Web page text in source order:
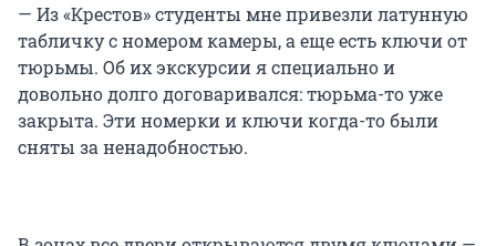
— Из «Крестов» студенты мне привезли латунную
табличку с номером камеры, а еще есть ключи от
тюрьмы. Об их экскурсии я специально и
довольно долго договаривался: тюрьма-то уже
закрыта. Эти номерки и ключи когда-то были
сняты за ненадобностью.